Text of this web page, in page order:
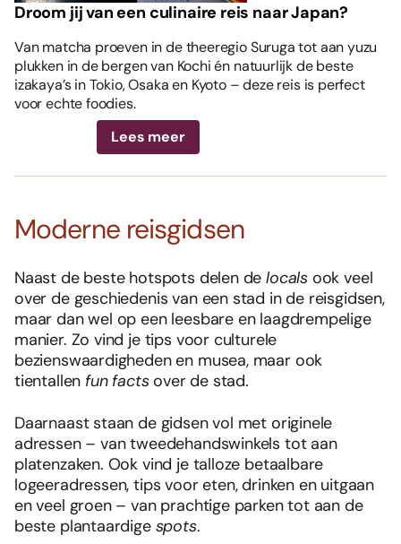
Droom jij van een culinaire reis naar Japan?
Van matcha proeven in de theeregio Suruga tot aan yuzu
plukken in de bergen van Kochi én natuurlijk de beste
izakaya’s in Tokio, Osaka en Kyoto – deze reis is perfect
voor echte foodies.
Lees meer
Moderne reisgidsen
Naast de beste hotspots delen delocals ook veel
over de geschiedenis van een stad in de reisgidsen,
maar dan wel op een leesbare en laagdrempelige
manier. Zo vind je tips voor culturele
bezienswaardigheden en musea, maar ook
tientallen fun facts over de stad.
Daarnaast staan de gidsen vol met originele
adressen – van tweedehandswinkels tot aan
platenzaken. Ook vind je talloze betaalbare
logeeradressen, tips voor eten, drinken en uitgaan
en veel groen – van prachtige parken tot aan de
beste plantaardige spots.